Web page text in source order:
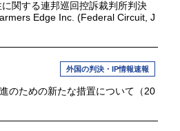
関する連邦巡回控訴裁判所判決
Edge Inc. (Federal Circuit, J
外国の判決・IP情報速報
のための新たな措置について（20